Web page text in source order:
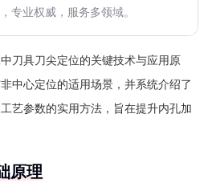
专业权威，服务多领域。
刀具刀尖定位的关键技术与应用原
中心定位的适用场景，并系统介绍了
艺参数的实用方法，旨在提升内孔加
原理